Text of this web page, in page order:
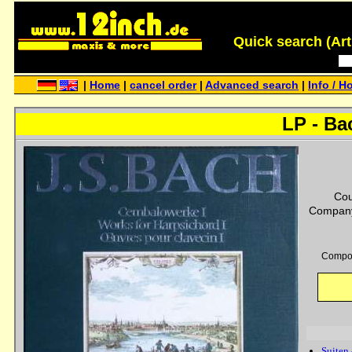
Quick search
Home |cancel order|Advanced search Info /
LP -